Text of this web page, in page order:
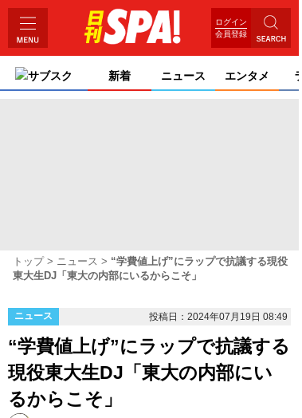
ログイン
会員登録
サブスク 新着 ニュース エンタメ
トップ ニュース
“学費値上げ”にラップで抗議する現役
東大生DJ「東大の内部にいるからこそ」
ニュース 投稿日：2024年07月19日 08:49
“学費値上げ”にラップで抗議する
現役東大生DJ「東大の内部にい
るからこそ」